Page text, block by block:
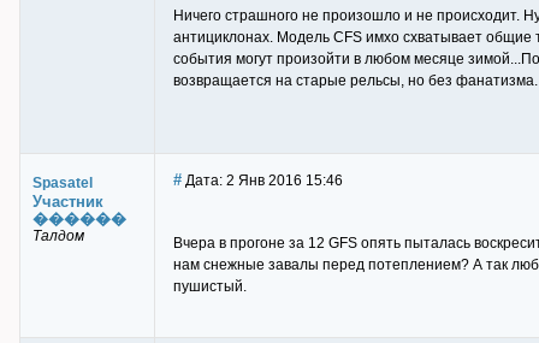
Ничего страшного не произошло и не происходит.
антициклонах. Модель CFS имхо схватывает общие
события могут произойти в любом месяце
возвращается на старые рельсы, но без
Spasatel
Участник
������
Талдом
# Дата: 2 Янв 2016 15:46
Вчера в прогоне за 12 GFS опять пыталась
нам снежные завалы перед потеплением? А так
пушистый.